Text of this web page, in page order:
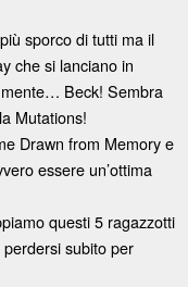
sporco di tutti ma il
che si lanciano in
Beck! Sembra
Mutations!
Drawn from Memory e
essere un’ottima
questi 5 ragazzotti
subito per